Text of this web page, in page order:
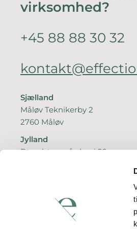
virksomhed?
+45 88 88 30 32
Sjælland
Måløv Teknikerby 2
2760 Måløv
Jylland
Brendstrupgårdsvej 29